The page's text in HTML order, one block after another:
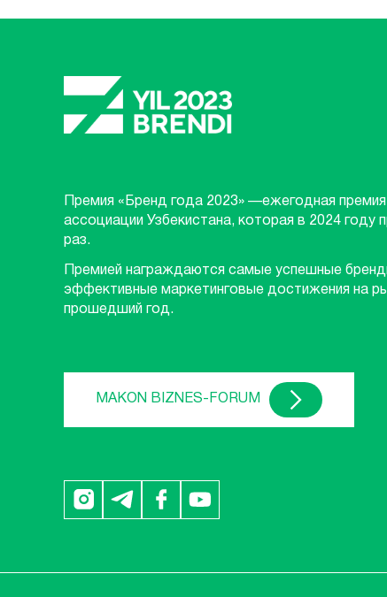
Премия «Бренд года 2023» —ежегодная
ассоциации Узбекистана, которая в 2024 году
раз.
Премией награждаются самые успешные
эффективные маркетинговые достижения на
прошедший год.
MAKON BIZNES-FORUM